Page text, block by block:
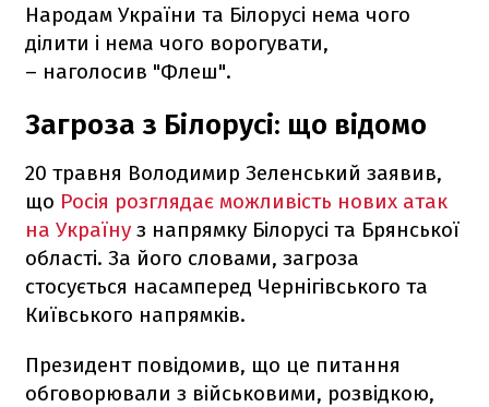
Народам України та Білорусі нема чого
ділити і нема чого ворогувати,
– наголосив "Флеш".
Загроза з Білорусі: що відомо
20 травня Володимир Зеленський заявив,
що Росія розглядає можливість нових атак
на Україну з напрямку Білорусі та Брянської
області. За його словами, загроза
стосується насамперед Чернігівського та
Київського напрямків.
Президент повідомив, що це питання
обговорювали з військовими, розвідкою,